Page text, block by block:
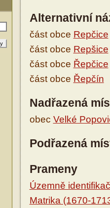
Alternativní
část obce Repčice
část obce Repšice
část obce Řepčice
část obce Řepčín
Nadřazená
obec Velké
Podřazená
Prameny
Územně
Matrika (1670-